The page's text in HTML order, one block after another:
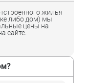
жилья
либо дом) мы
цены на
сайте.